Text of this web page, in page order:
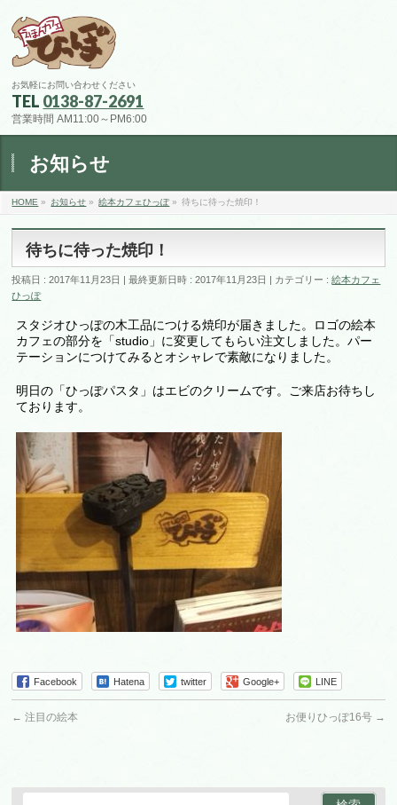
お気軽にお問い合わせください
TEL 0138-87-2691
営業時間 AM11:00～PM6:00
お知らせ
HOME » お知らせ » 絵本カフェひっぽ» 待ちに待った焼印！
待ちに待った焼印！
投稿日 : 2017年11月23日 最終更新日時 : 2017年11月23日 カテゴリー :絵本カフェ
ひっぽ
スタジオひっぽの木工品につける焼印が届きました。ロゴの絵本
カフェの部分を「studio」に変更してもらい注文しました。パー
テーションにつけてみるとオシャレで素敵になりました。
明日の「ひっぽパスタ」はエビのクリームです。ご来店お待ちし
ております。
Facebook Hatena twitter Google+ LINE
← 注目の絵本 お便りひっぽ16号 →